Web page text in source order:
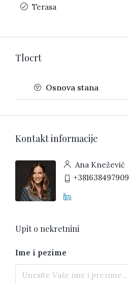
Terasa
Tlocrt
Osnova stana
Kontakt informacije
Ana Knežević
+381638497909
Upit o nekretnini
Ime i pezime